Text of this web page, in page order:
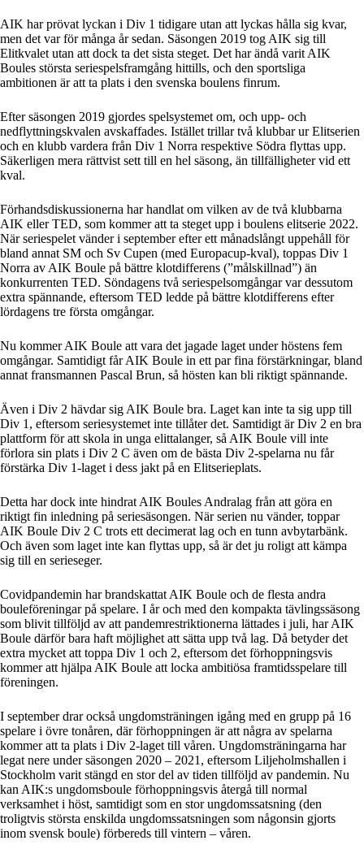
AIK har prövat lyckan i Div 1 tidigare utan att lyckas hålla sig kvar,
men det var för många år sedan. Säsongen 2019 tog AIK sig till
Elitkvalet utan att dock ta det sista steget. Det har ändå varit AIK
Boules största seriespelsframgång hittills, och den sportsliga
ambitionen är att ta plats i den svenska boulens finrum.
Efter säsongen 2019 gjordes spelsystemet om, och upp- och
nedflyttningskvalen avskaffades. Istället trillar två klubbar ur Elitserien
och en klubb vardera från Div 1 Norra respektive Södra flyttas upp.
Säkerligen mera rättvist sett till en hel säsong, än tillfälligheter vid ett
kval.
Förhandsdiskussionerna har handlat om vilken av de två klubbarna
AIK eller TED, som kommer att ta steget upp i boulens elitserie 2022.
När seriespelet vänder i september efter ett månadslångt uppehåll för
bland annat SM och Sv Cupen (med Europacup-kval), toppas Div 1
Norra av AIK Boule på bättre klotdifferens (”målskillnad”) än
konkurrenten TED. Söndagens två seriespelsomgångar var dessutom
extra spännande, eftersom TED ledde på bättre klotdifferens efter
lördagens tre första omgångar.
Nu kommer AIK Boule att vara det jagade laget under höstens fem
omgångar. Samtidigt får AIK Boule in ett par fina förstärkningar, bland
annat fransmannen Pascal Brun, så hösten kan bli riktigt spännande.
Även i Div 2 hävdar sig AIK Boule bra. Laget kan inte ta sig upp till
Div 1, eftersom seriesystemet inte tillåter det. Samtidigt är Div 2 en bra
plattform för att skola in unga elittalanger, så AIK Boule vill inte
förlora sin plats i Div 2 C även om de bästa Div 2-spelarna nu får
förstärka Div 1-laget i dess jakt på en Elitserieplats.
Detta har dock inte hindrat AIK Boules Andralag från att göra en
riktigt fin inledning på seriesäsongen. När serien nu vänder, toppar
AIK Boule Div 2 C trots ett decimerat lag och en tunn avbytarbänk.
Och även som laget inte kan flyttas upp, så är det ju roligt att kämpa
sig till en serieseger.
Covidpandemin har brandskattat AIK Boule och de flesta andra
bouleföreningar på spelare. I år och med den kompakta tävlingssäsong
som blivit tillföljd av att pandemrestriktionerna lättades i juli, har AIK
Boule därför bara haft möjlighet att sätta upp två lag. Då betyder det
extra mycket att toppa Div 1 och 2, eftersom det förhoppningsvis
kommer att hjälpa AIK Boule att locka ambitiösa framtidsspelare till
föreningen.
I september drar också ungdomsträningen igång med en grupp på 16
spelare i övre tonåren, där förhoppningen är att några av spelarna
kommer att ta plats i Div 2-laget till våren. Ungdomsträningarna har
legat nere under säsongen 2020 – 2021, eftersom Liljeholmshallen i
Stockholm varit stängd en stor del av tiden tillföljd av pandemin. Nu
kan AIK:s ungdomsboule förhoppningsvis återgå till normal
verksamhet i höst, samtidigt som en stor ungdomssatsning (den
troligtvis största enskilda ungdomssatsningen som någonsin gjorts
inom svensk boule) förbereds till vintern – våren.